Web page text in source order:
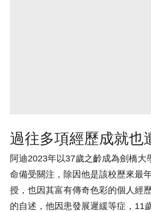
過往多項經歷成就也
阿迪2023年以37歲之齡成為劍橋大
命備受關注，除因他是該校歷來最
授，也因其富有傳奇色彩的個人經
的自述，他因患發展遲緩等症，11